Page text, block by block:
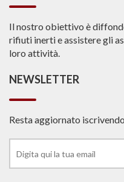
Il nostro obiettivo è
rifiuti inerti e assistere gli
loro attività.
NEWSLETTER
Resta aggiornato